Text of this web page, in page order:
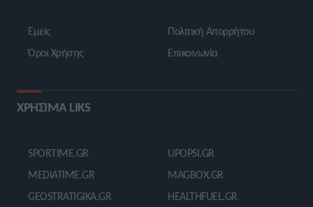
Εμείς
Όροι Χρήσης
Πολιτική Απορρήτου
Επικοινωνία
ΧΡΗΣΙΜΑ LIKS
SPORTIME.GR
MEDIATIME.GR
GEOSTRATIGIKA.GR
UPOPSI.GR
MAGBOX.GR
HEALTHFUEL.GR